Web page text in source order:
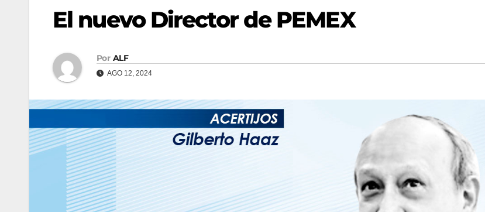
El nuevo Director de PEMEX
Por ALF
AGO 12, 2024